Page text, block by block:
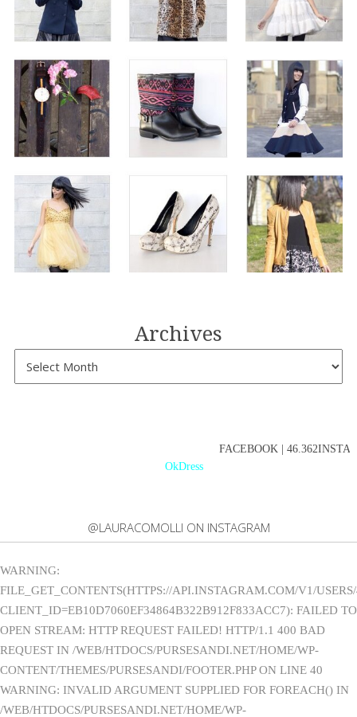
Archives
FACEBOOK |
OkDress
@LAURACOMOLLI ON INSTAGRAM
WARNING:
FILE_GET_CONTENTS(HTTPS://API.INSTAGRAM.COM/V1/
CLIENT_ID=EB10D7060EF34864B322B912F833ACC7): FAILED TO
OPEN STREAM: HTTP REQUEST FAILED! HTTP/1.1 400 BAD
REQUEST IN /WEB/HTDOCS/PURSESANDI.NET/HOME/WP-
CONTENT/THEMES/PURSESANDI/FOOTER.PHP ON LINE 40
WARNING: INVALID ARGUMENT SUPPLIED FOR FOREACH() IN
/WEB/HTDOCS/PURSESANDI.NET/HOME/WP-